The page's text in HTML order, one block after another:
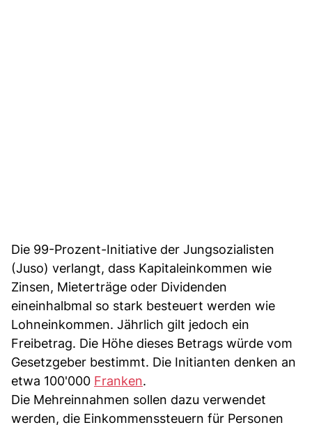
Die 99-Prozent-Initiative der Jungsozialisten
(Juso) verlangt, dass Kapitaleinkommen wie
Zinsen, Mieterträge oder Dividenden
eineinhalbmal so stark besteuert werden wie
Lohneinkommen. Jährlich gilt jedoch ein
Freibetrag. Die Höhe dieses Betrags würde vom
Gesetzgeber bestimmt. Die Initianten denken an
etwa 100'000 Franken.
Die Mehreinnahmen sollen dazu verwendet
werden, die Einkommenssteuern für Personen